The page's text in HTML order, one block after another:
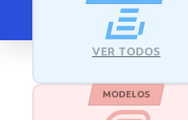
VER TODOS
MODELOS